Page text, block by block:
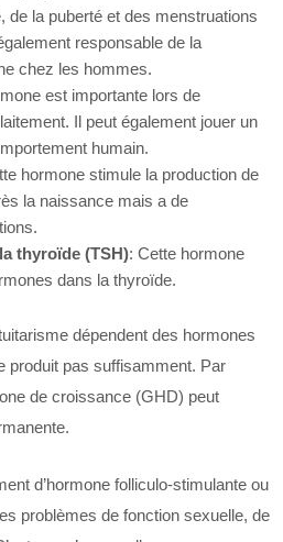
de la puberté et des menstruations
responsable de la
chez les hommes.
est importante lors de
Il peut également jouer un
humain.
hormone stimule la production de
la naissance mais a de
thyroïde (TSH): Cette hormone
dans la thyroïde.
dépendent des hormones
produit pas suffisamment. Par
de croissance (GHD) peut
d’hormone folliculo-stimulante ou
problèmes de fonction sexuelle, de